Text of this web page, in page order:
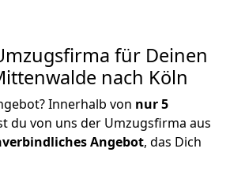
für Deinen
nach Köln
Innerhalb von nur 5
du von uns der Umzugsfirma aus
Angebot, das Dich